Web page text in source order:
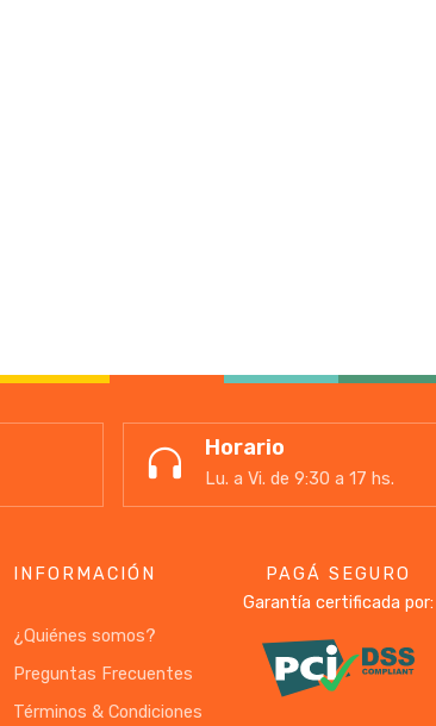
Horario
Lu. a Vi. de 9:30 a 17 hs.
INFORMACIÓN
¿Quiénes somos?
Preguntas Frecuentes
Términos & Condiciones
PAGÁ SEGURO
Garantía certificada por: